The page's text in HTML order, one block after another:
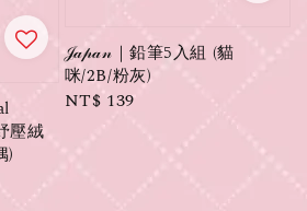
壓絨
)
𝒥𝒶𝓅𝒶𝓃｜鉛筆5入組 (貓
咪/2B/粉灰)
Regular
NT$ 139